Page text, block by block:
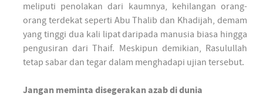
meliputi penolakan dari kaumnya, kehilangan orang-
orang terdekat seperti Abu Thalib dan Khadijah, demam
yang tinggi dua kali lipat daripada manusia biasa hingga
pengusiran dari Thaif. Meskipun demikian, Rasulullah
tetap sabar dan tegar dalam menghadapi ujian tersebut.
Jangan meminta disegerakan azab di dunia